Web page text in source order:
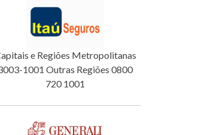
e Regiões Metropolitanas
1001 Outras Regiões 0800
720 1001